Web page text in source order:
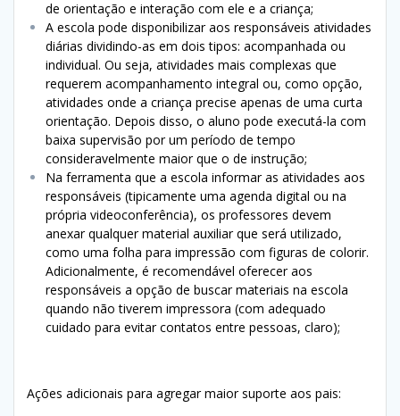
de orientação e interação com ele e a criança;
A escola pode disponibilizar aos responsáveis atividades
diárias dividindo-as em dois tipos: acompanhada ou
individual. Ou seja, atividades mais complexas que
requerem acompanhamento integral ou, como opção,
atividades onde a criança precise apenas de uma curta
orientação. Depois disso, o aluno pode executá-la com
baixa supervisão por um período de tempo
consideravelmente maior que o de instrução;
Na ferramenta que a escola informar as atividades aos
responsáveis (tipicamente uma agenda digital ou na
própria videoconferência), os professores devem
anexar qualquer material auxiliar que será utilizado,
como uma folha para impressão com figuras de colorir.
Adicionalmente, é recomendável oferecer aos
responsáveis a opção de buscar materiais na escola
quando não tiverem impressora (com adequado
cuidado para evitar contatos entre pessoas, claro);
Ações adicionais para agregar maior suporte aos pais: